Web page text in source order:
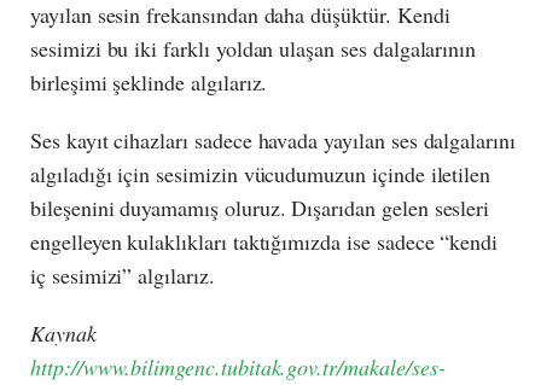
yayılan sesin frekansından daha düşüktür. Kendi
sesimizi bu iki farklı yoldan ulaşan ses dalgalarının
birleşimi şeklinde algılarız.
Ses kayıt cihazları sadece havada yayılan ses dalgalarını
algıladığı için sesimizin vücudumuzun içinde iletilen
bileşenini duyamamış oluruz. Dışarıdan gelen sesleri
engelleyen kulaklıkları taktığımızda ise sadece “kendi
iç sesimizi” algılarız.
Kaynak
http://www.bilimgenc.tubitak.gov.tr/makale/ses-